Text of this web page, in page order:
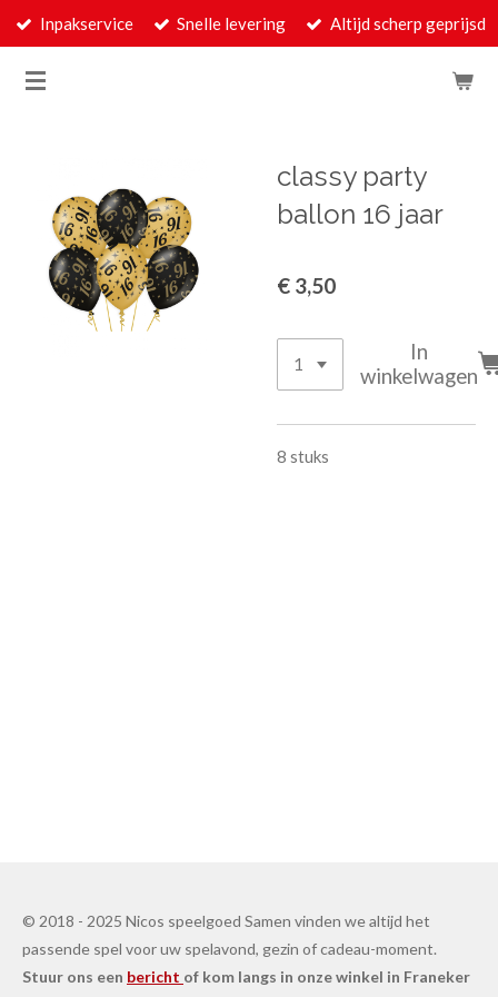
Ga
naar
Inpakservice Snelle levering Altijd scherp geprijsd
classy party
ballon 16 jaar
€ 3,50
In
winkelwagen
8 stuks
© 2018 - 2025 Nicos speelgoed Samen vinden we altijd het
passende spel voor uw spelavond, gezin of cadeau-moment.
Stuur ons een bericht of kom langs in onze winkel in Franeker